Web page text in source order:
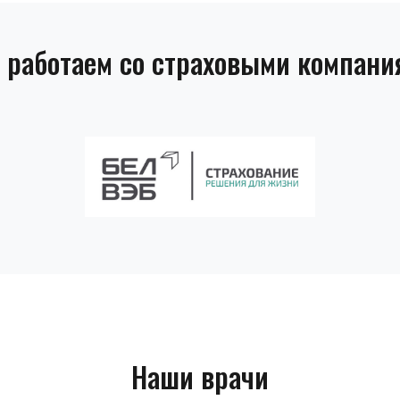
со страховыми
Наши врачи